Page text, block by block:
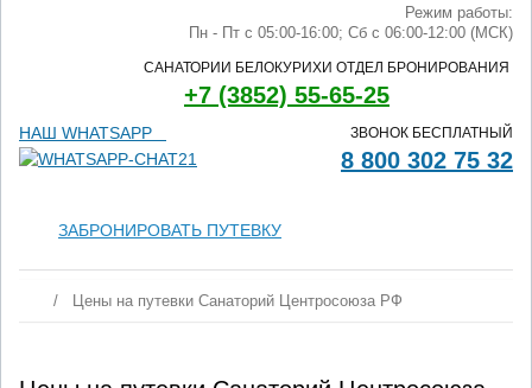
Режим работы:
Пн - Пт с 05:00-16:00; Сб с 06:00-12:00 (МСК)
САНАТОРИИ БЕЛОКУРИХИ ОТДЕЛ БРОНИРОВАНИЯ
+7 (3852) 55-65-25
ЗВОНОК БЕСПЛАТНЫЙ
8 800 302 75 32
НАШ WHATSAPP
ЗАБРОНИРОВАТЬ ПУТЕВКУ
/ Цены на путевки Санаторий Центросоюза РФ